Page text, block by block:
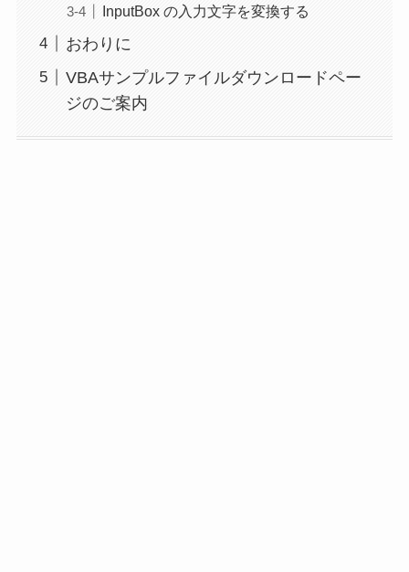
InputBox の入力文字を変換する
おわりに
VBAサンプルファイルダウンロードペー
ジのご案内